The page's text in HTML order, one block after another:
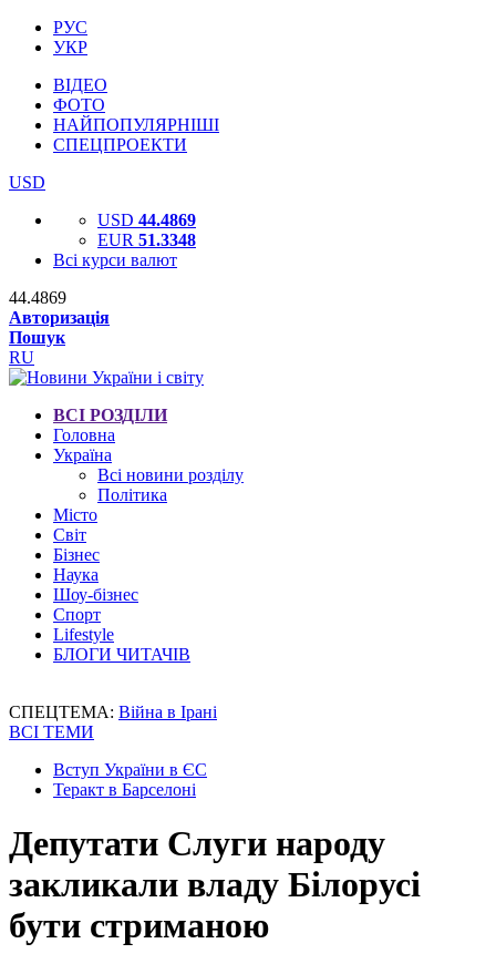
РУС
УКР
ВІДЕО
ФОТО
НАЙПОПУЛЯРНІШІ
СПЕЦПРОЕКТИ
USD
USD 44.4869
EUR 51.3348
Всі курси валют
44.4869
Авторизація
Пошук
RU
ВСІ РОЗДІЛИ
Головна
Україна
Всі новини розділу
Політика
Місто
Світ
Бізнес
Наука
Шоу-бізнес
Спорт
Lifestyle
БЛОГИ ЧИТАЧІВ
СПЕЦТЕМА: Війна в Ірані
ВСІ ТЕМИ
Вступ України в ЄС
Теракт в Барселоні
Депутати Слуги народу
закликали владу Білорусі
бути стриманою